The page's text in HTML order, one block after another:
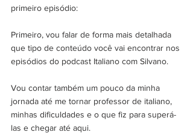
primeiro episódio:
Primeiro, vou falar de forma mais detalhada
que tipo de conteúdo você vai encontrar nos
episódios do podcast Italiano com Silvano.
Vou contar também um pouco da minha
jornada até me tornar professor de italiano,
minhas dificuldades e o que fiz para superá-
las e chegar até aqui.